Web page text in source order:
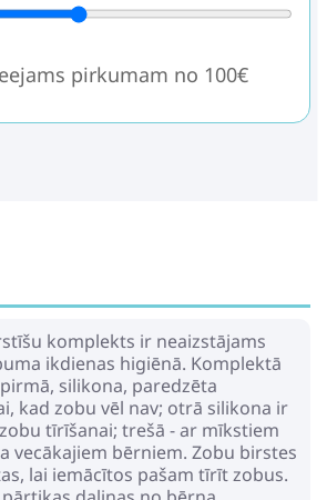
pirkumam no 100€
komplekts ir neaizstājams
ikdienas higiēnā. Komplektā
silikona, paredzēta
kad zobu vēl nav; otrā silikona ir
tīrīšanai; trešā - ar mīkstiem
vecākajiem bērniem. Zobu birstes
lai iemācītos pašam tīrīt zobus.